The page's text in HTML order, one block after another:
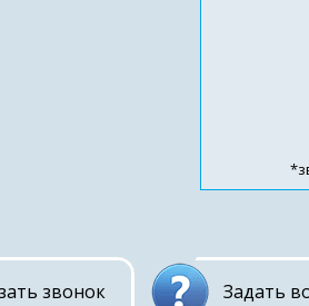
звонок Задать